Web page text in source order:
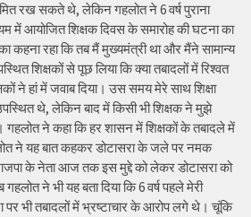
रख सकते थे, लेकिन गहलोत ने 6 वर्ष पुराना
में आयोजित शिक्षक दिवस के समारोह की घटना का
कहना रहा कि तब मैं मुख्यमंत्री था और मैंने सामान्य
शिक्षकों से पूछ लिया कि क्या तबादलों में रिश्वत
ने हां में जवाब दिया। उस समय मेरे साथ शिक्षा
उपस्थित थे, लेकिन बाद में किसी भी शिक्षक ने मुझे
गहलोत ने कहा कि हर शासन में शिक्षकों के तबादले में
ने यह बात कहकर डोटासरा के जले पर नमक
के नेता आज तक इस मुद्दे को लेकर डोटासरा को
ने भी यह बता दिया कि 6 वर्ष पहले मेरी
पर भी तबादलों में भ्रष्टाचार के आरोप लगे थे। चूंकि